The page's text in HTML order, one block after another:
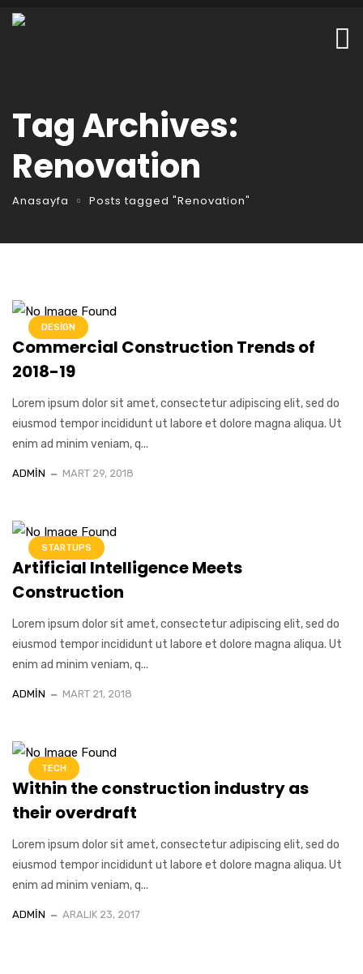
Tag Archives:
Renovation
Anasayfa Posts tagged "Renovation"
DESIGN
Commercial Construction Trends of
2018-19
Lorem ipsum dolor sit amet, consectetur adipiscing elit, sed do
eiusmod tempor incididunt ut labore et dolore magna aliqua. Ut
enim ad minim veniam, q...
ADMIN MART 29, 2018
STARTUPS
Artificial Intelligence Meets
Construction
Lorem ipsum dolor sit amet, consectetur adipiscing elit, sed do
eiusmod tempor incididunt ut labore et dolore magna aliqua. Ut
enim ad minim veniam, q...
ADMIN MART 21, 2018
TECH
Within the construction industry as
their overdraft
Lorem ipsum dolor sit amet, consectetur adipiscing elit, sed do
eiusmod tempor incididunt ut labore et dolore magna aliqua. Ut
enim ad minim veniam, q...
ADMIN ARALIK 23, 2017